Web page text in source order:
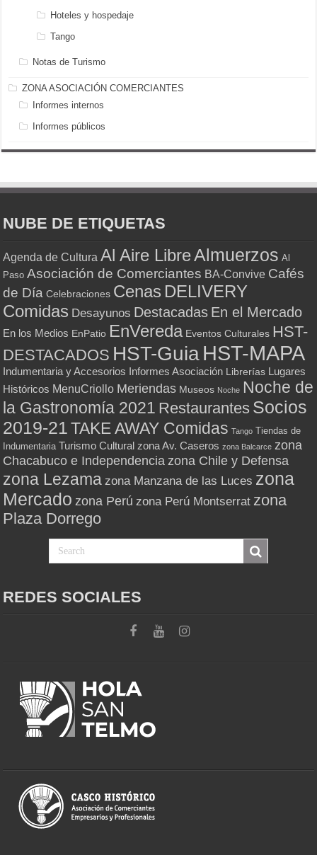
Hoteles y hospedaje
Tango
Notas de Turismo
ZONA ASOCIACIÓN COMERCIANTES
Informes internos
Informes públicos
NUBE DE ETIQUETAS
Agenda de Cultura Al Aire LibreAlmuerzos Al
Paso Asociación de Comerciantes BA-Convive Cafés
de Día Celebraciones Cenas DELIVERY
Comidas Desayunos Destacadas En el Mercado
En los Medios EnPatio EnVereda Eventos Culturales HST-
DESTACADOS HST-GuiaHST-MAPA
Indumentaria y Accesorios Informes Asociación Librerías Lugares
Históricos MenuCriollo Meriendas Museos Noche Noche de
la Gastronomía 2021 Restaurantes Socios
2019-21 TAKE AWAY Comidas Tango Tiendas de
Indumentaria Turismo Cultural zona Av. Caseros zona Balcarce zona
Chacabuco e Independencia zona Chile y Defensa
zona Lezama zona Manzana de las Luces zona
Mercado zona Perú zona Perú Montserrat zona
Plaza Dorrego
REDES SOCIALES